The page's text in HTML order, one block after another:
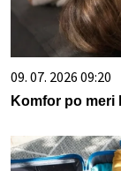
09. 07. 2026 09:20
Komfor po meri